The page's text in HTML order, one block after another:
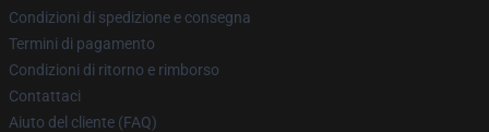
Condizioni di spedizione e consegna
Termini di pagamento
Condizioni di ritorno e rimborso
Contattaci
Aiuto del cliente (FAQ)